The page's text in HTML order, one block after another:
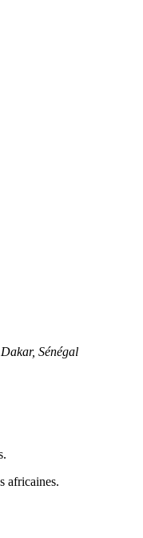
Sénégal
africaines.